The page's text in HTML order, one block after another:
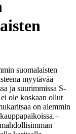
suomalaisten
myytävää
ja suurimmissa S-
ole koskaan ollut
on aiemmin
–